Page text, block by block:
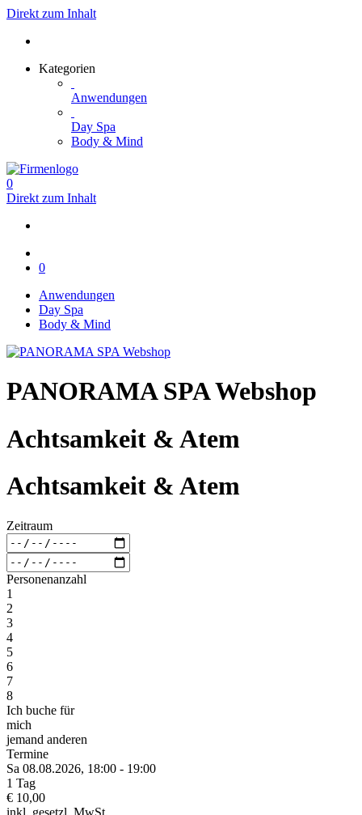
Direkt zum Inhalt
Kategorien
Anwendungen
Day Spa
Body & Mind
0
Direkt zum Inhalt
0
Anwendungen
Day Spa
Body & Mind
PANORAMA SPA Webshop
Achtsamkeit & Atem
Achtsamkeit & Atem
Zeitraum
Personenanzahl
1
2
3
4
5
6
7
8
Ich buche für
mich
jemand anderen
Termine
Sa 08.08.2026, 18:00 - 19:00
1 Tag
€ 10,00
inkl. gesetzl. MwSt.